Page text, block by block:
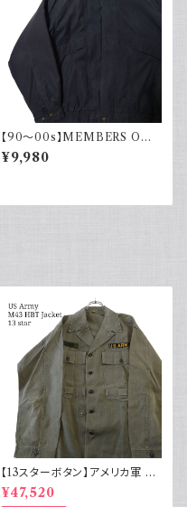
【90～00s】MEMBERS ONL
Y メンバーズオンリー フェード
スエード ブルゾンジャケット ス
000年代
¥9,980
【13スターボタン】アメリカ軍 M
43 HBT ジャケット パッチ 軍物
実物
¥47,520